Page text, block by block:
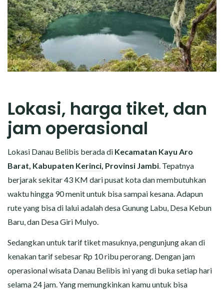
Lokasi, harga tiket, dan
jam operasional
Lokasi Danau Belibis berada di Kecamatan Kayu Aro
Barat, Kabupaten Kerinci, Provinsi Jambi. Tepatnya
berjarak sekitar 43 KM dari pusat kota dan membutuhkan
waktu hingga 90 menit untuk bisa sampai kesana. Adapun
rute yang bisa di lalui adalah desa Gunung Labu, Desa Kebun
Baru, dan Desa Giri Mulyo.
Sedangkan untuk tarif tiket masuknya, pengunjung akan di
kenakan tarif sebesar Rp 10 ribu perorang. Dengan jam
operasional wisata Danau Belibis ini yang di buka setiap hari
selama 24 jam. Yang memungkinkan kamu untuk bisa